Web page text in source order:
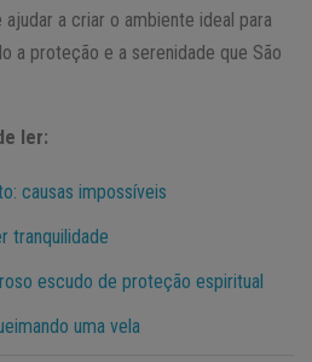
a criar o ambiente ideal para
a proteção e a serenidade que São
ler:
causas impossíveis
tranquilidade
escudo de proteção espiritual
uma vela